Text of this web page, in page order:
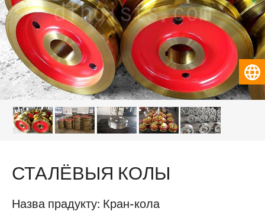
СТАЛЁВЫЯ КОЛЫ
Назва прадукту: Кран-кола